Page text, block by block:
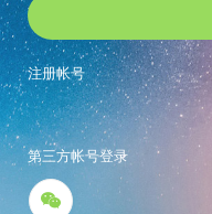
注册帐号
第三方帐号登录
